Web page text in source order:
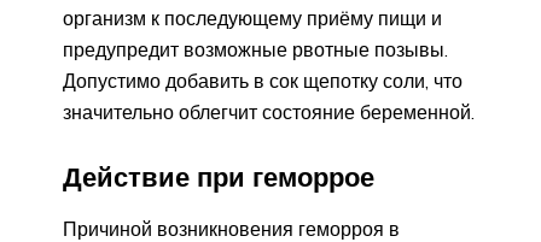
организм к последующему приёму пищи и
предупредит возможные рвотные позывы.
Допустимо добавить в сок щепотку соли, что
значительно облегчит состояние беременной.
Действие при геморрое
Причиной возникновения геморроя в